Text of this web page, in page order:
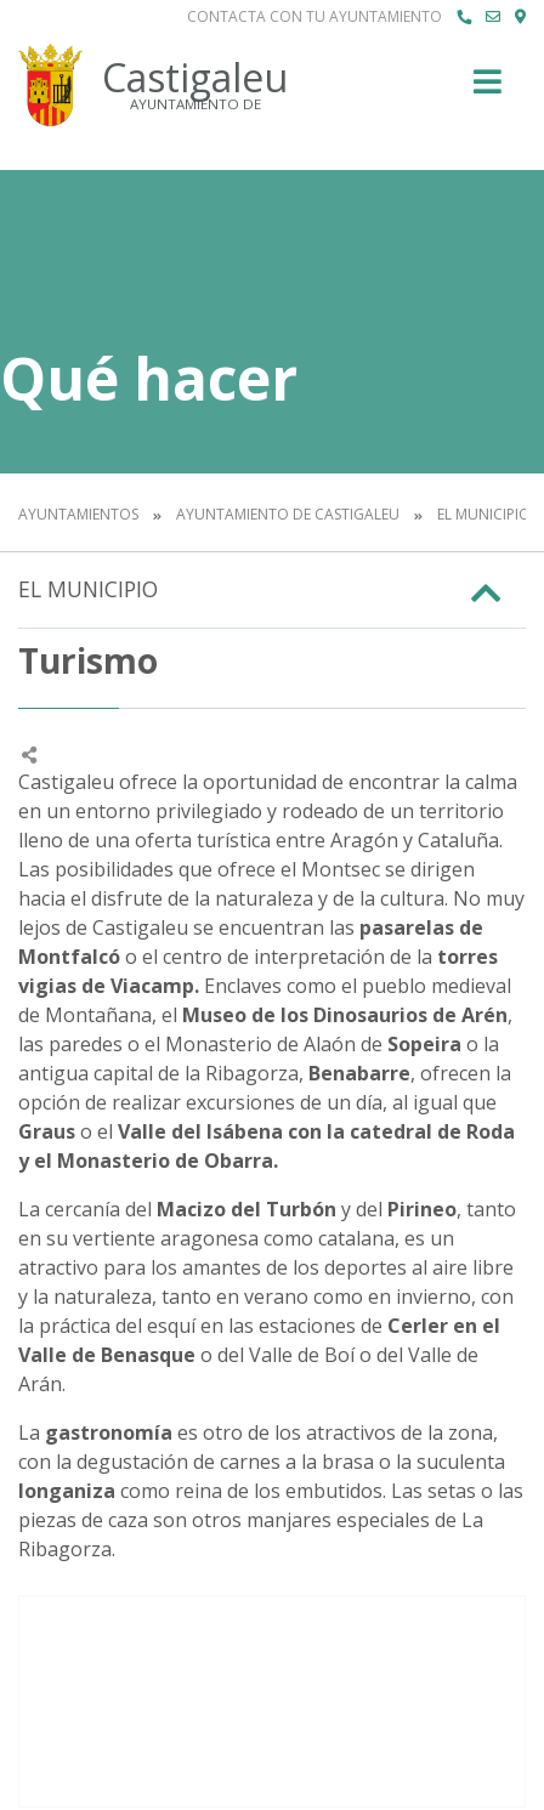
CONTACTA CON TU AYUNTAMIENTO
Castigaleu
AYUNTAMIENTO DE
Qué hacer
AYUNTAMIENTOS AYUNTAMIENTO DE CASTIGALEU EL MUNICIPIO
EL MUNICIPIO
Turismo
Castigaleu ofrece la oportunidad de encontrar la calma
en un entorno privilegiado y rodeado de un territorio
lleno de una oferta turística entre Aragón y Cataluña.
Las posibilidades que ofrece el Montsec se dirigen
hacia el disfrute de la naturaleza y de la cultura. No muy
lejos de Castigaleu se encuentran las pasarelas de
Montfalcóo el centro de interpretación de la torres
vigias de Viacamp. Enclaves como el pueblo medieval
de Montañana, el Museo de los Dinosaurios de Arén,
las paredes o el Monasterio de Alaón de Sopeira o la
antigua capital de la Ribagorza, Benabarre, ofrecen la
opción de realizar excursiones de un día, al igual que
Grauso el Valle del Isábena con la catedral de Roda
y el Monasterio de Obarra.
La cercanía del Macizo del Turbón y del Pirineo, tanto
en su vertiente aragonesa como catalana, es un
atractivo para los amantes de los deportes al aire libre
y la naturaleza, tanto en verano como en invierno, con
la práctica del esquí en las estaciones de Cerler en el
Valle de Benasque o del Valle de Boí o del Valle de
Arán.
La gastronomía es otro de los atractivos de la zona,
con la degustación de carnes a la brasa o la suculenta
longaniza como reina de los embutidos. Las setas o las
piezas de caza son otros manjares especiales de La
Ribagorza.